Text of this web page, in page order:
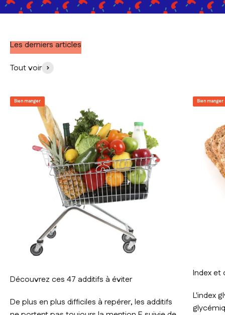
Les derniers articles
Tout voir
Bien manger
Découvrez ces 47 additifs à éviter
De plus en plus difficiles à repérer, les additifs
Bien manger
Index et
L'index